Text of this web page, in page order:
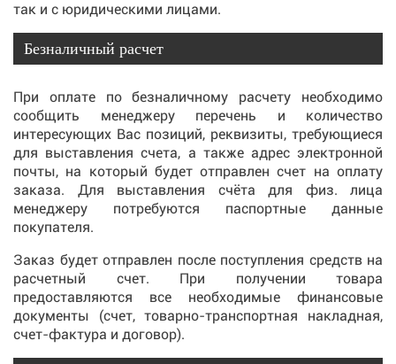
так и с юридическими лицами.
Безналичный расчет
При оплате по безналичному расчету необходимо
сообщить менеджеру перечень и количество
интересующих Вас позиций, реквизиты, требующиеся
для выставления счета, а также адрес электронной
почты, на который будет отправлен счет на оплату
заказа. Для выставления счёта для физ. лица
менеджеру потребуются паспортные данные
покупателя.
Заказ будет отправлен после поступления средств на
расчетный счет. При получении товара
предоставляются все необходимые финансовые
документы (счет, товарно-транспортная накладная,
счет-фактура и договор).